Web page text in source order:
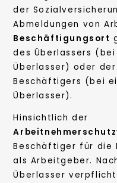
der
Abmeldungen von
Beschäftigungsort
des Überlassers
Überlasser) oder
Beschäftigers (bei
Überlasser).
Hinsichtlich der
Beschäftiger für die
als Arbeitgeber.
Überlasser